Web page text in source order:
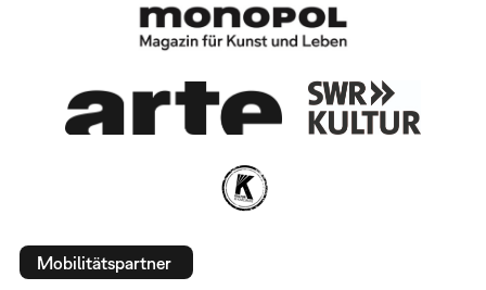
Mobilitätspartner